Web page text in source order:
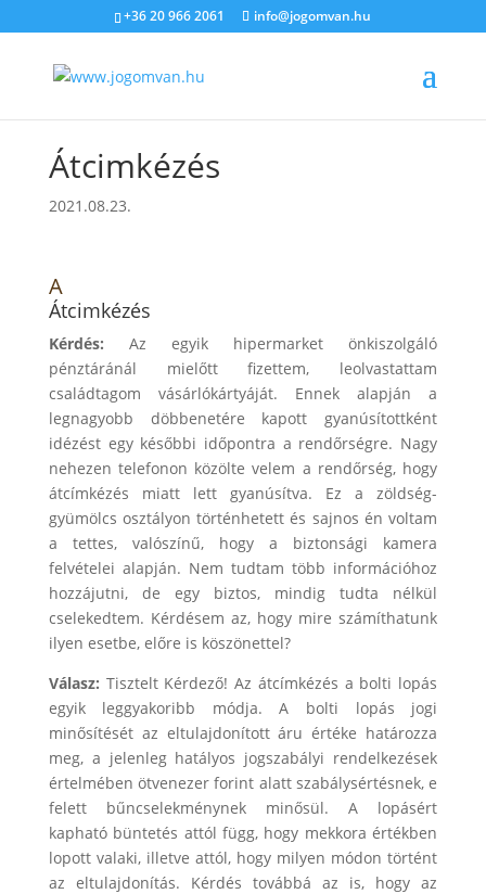
+36 20 966 2061 info@jogomvan.hu
Átcimkézés
2021.08.23.
A
Átcimkézés
Kérdés: Az egyik hipermarket önkiszolgáló
pénztáránál mielőtt fizettem, leolvastattam
családtagom vásárlókártyáját. Ennek alapján a
legnagyobb döbbenetére kapott gyanúsítottként
idézést egy későbbi időpontra a rendőrségre. Nagy
nehezen telefonon közölte velem a rendőrség, hogy
átcímkézés miatt lett gyanúsítva. Ez a zöldség-
gyümölcs osztályon történhetett és sajnos én voltam
a tettes, valószínű, hogy a biztonsági kamera
felvételei alapján. Nem tudtam több információhoz
hozzájutni, de egy biztos, mindig tudta nélkül
cselekedtem. Kérdésem az, hogy mire számíthatunk
ilyen esetbe, előre is köszönettel?
Válasz: Tisztelt Kérdező! Az átcímkézés a bolti lopás
egyik leggyakoribb módja. A bolti lopás jogi
minősítését az eltulajdonított áru értéke határozza
meg, a jelenleg hatályos jogszabályi rendelkezések
értelmében ötvenezer forint alatt szabálysértésnek, e
felett bűncselekménynek minősül. A lopásért
kapható büntetés attól függ, hogy mekkora értékben
lopott valaki, illetve attól, hogy milyen módon történt
az eltulajdonítás. Kérdés továbbá az is, hogy az